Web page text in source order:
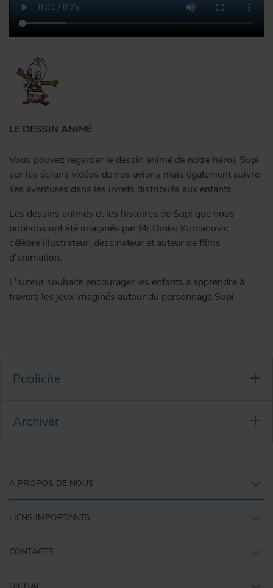
LE DESSIN ANIMÉ
Vous pouvez regarder le dessin animé de notre héros Supi
sur les écrans vidéos de nos avions mais également suivre
ses aventures dans les livrets distribués aux enfants.
Les dessins animés et les histoires de Supi que nous
publions ont été imaginés par Mr Dinko Kumanovic :
célèbre illustrateur, dessinateur et auteur de films
d'animation.
L'auteur souhaite encourager les enfants à apprendre à
travers les jeux imaginés autour du personnage Supi.
Publicité
Archiver
A PROPOS DE NOUS
LIENS IMPORTANTS
CONTACTS
DIGITAL